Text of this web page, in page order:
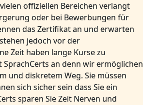
offiziellen Bereichen verlangt
oder bei Bewerbungen für
das Zertifikat an und erwarten
jedoch vor der
Zeit haben lange Kurse zu
an denn wir ermöglichen
und diskretem Weg. Sie müssen
sich sicher sein dass Sie ein
sparen Sie Zeit Nerven und